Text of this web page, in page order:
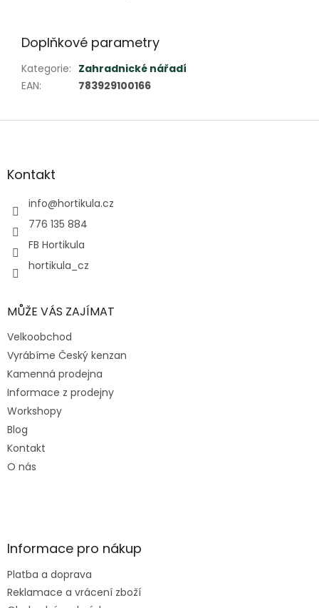
Doplňkové parametry
Kategorie: Zahradnické nářadí
EAN: 783929100166
Z
aKontakt
info@hortikula.cz
776 135 884
FB Hortikula
hortikula_cz
MŮŽE VÁS ZAJÍMAT
Velkoobchod
Vyrábíme Český kenzan
Kamenná prodejna
Informace z prodejny
Workshopy
Blog
Kontakt
O nás
Informace pro nákup
Platba a doprava
Reklamace a vrácení zboží